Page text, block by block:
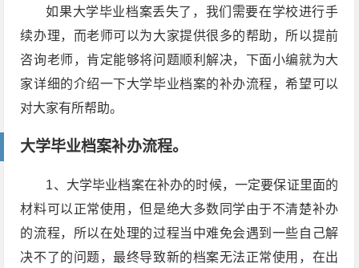
如果大学毕业档案丢失了，我们需要在学校进行手
续办理，而老师可以为大家提供很多的帮助，所以提前
咨询老师，肯定能够将问题顺利解决，下面小编就为大
家详细的介绍一下大学毕业档案的补办流程，希望可以
对大家有所帮助。
大学毕业档案补办流程。
1、大学毕业档案在补办的时候，一定要保证里面的
材料可以正常使用，但是绝大多数同学由于不清楚补办
的流程，所以在处理的过程当中难免会遇到一些自己解
决不了的问题，最终导致新的档案无法正常使用，在出